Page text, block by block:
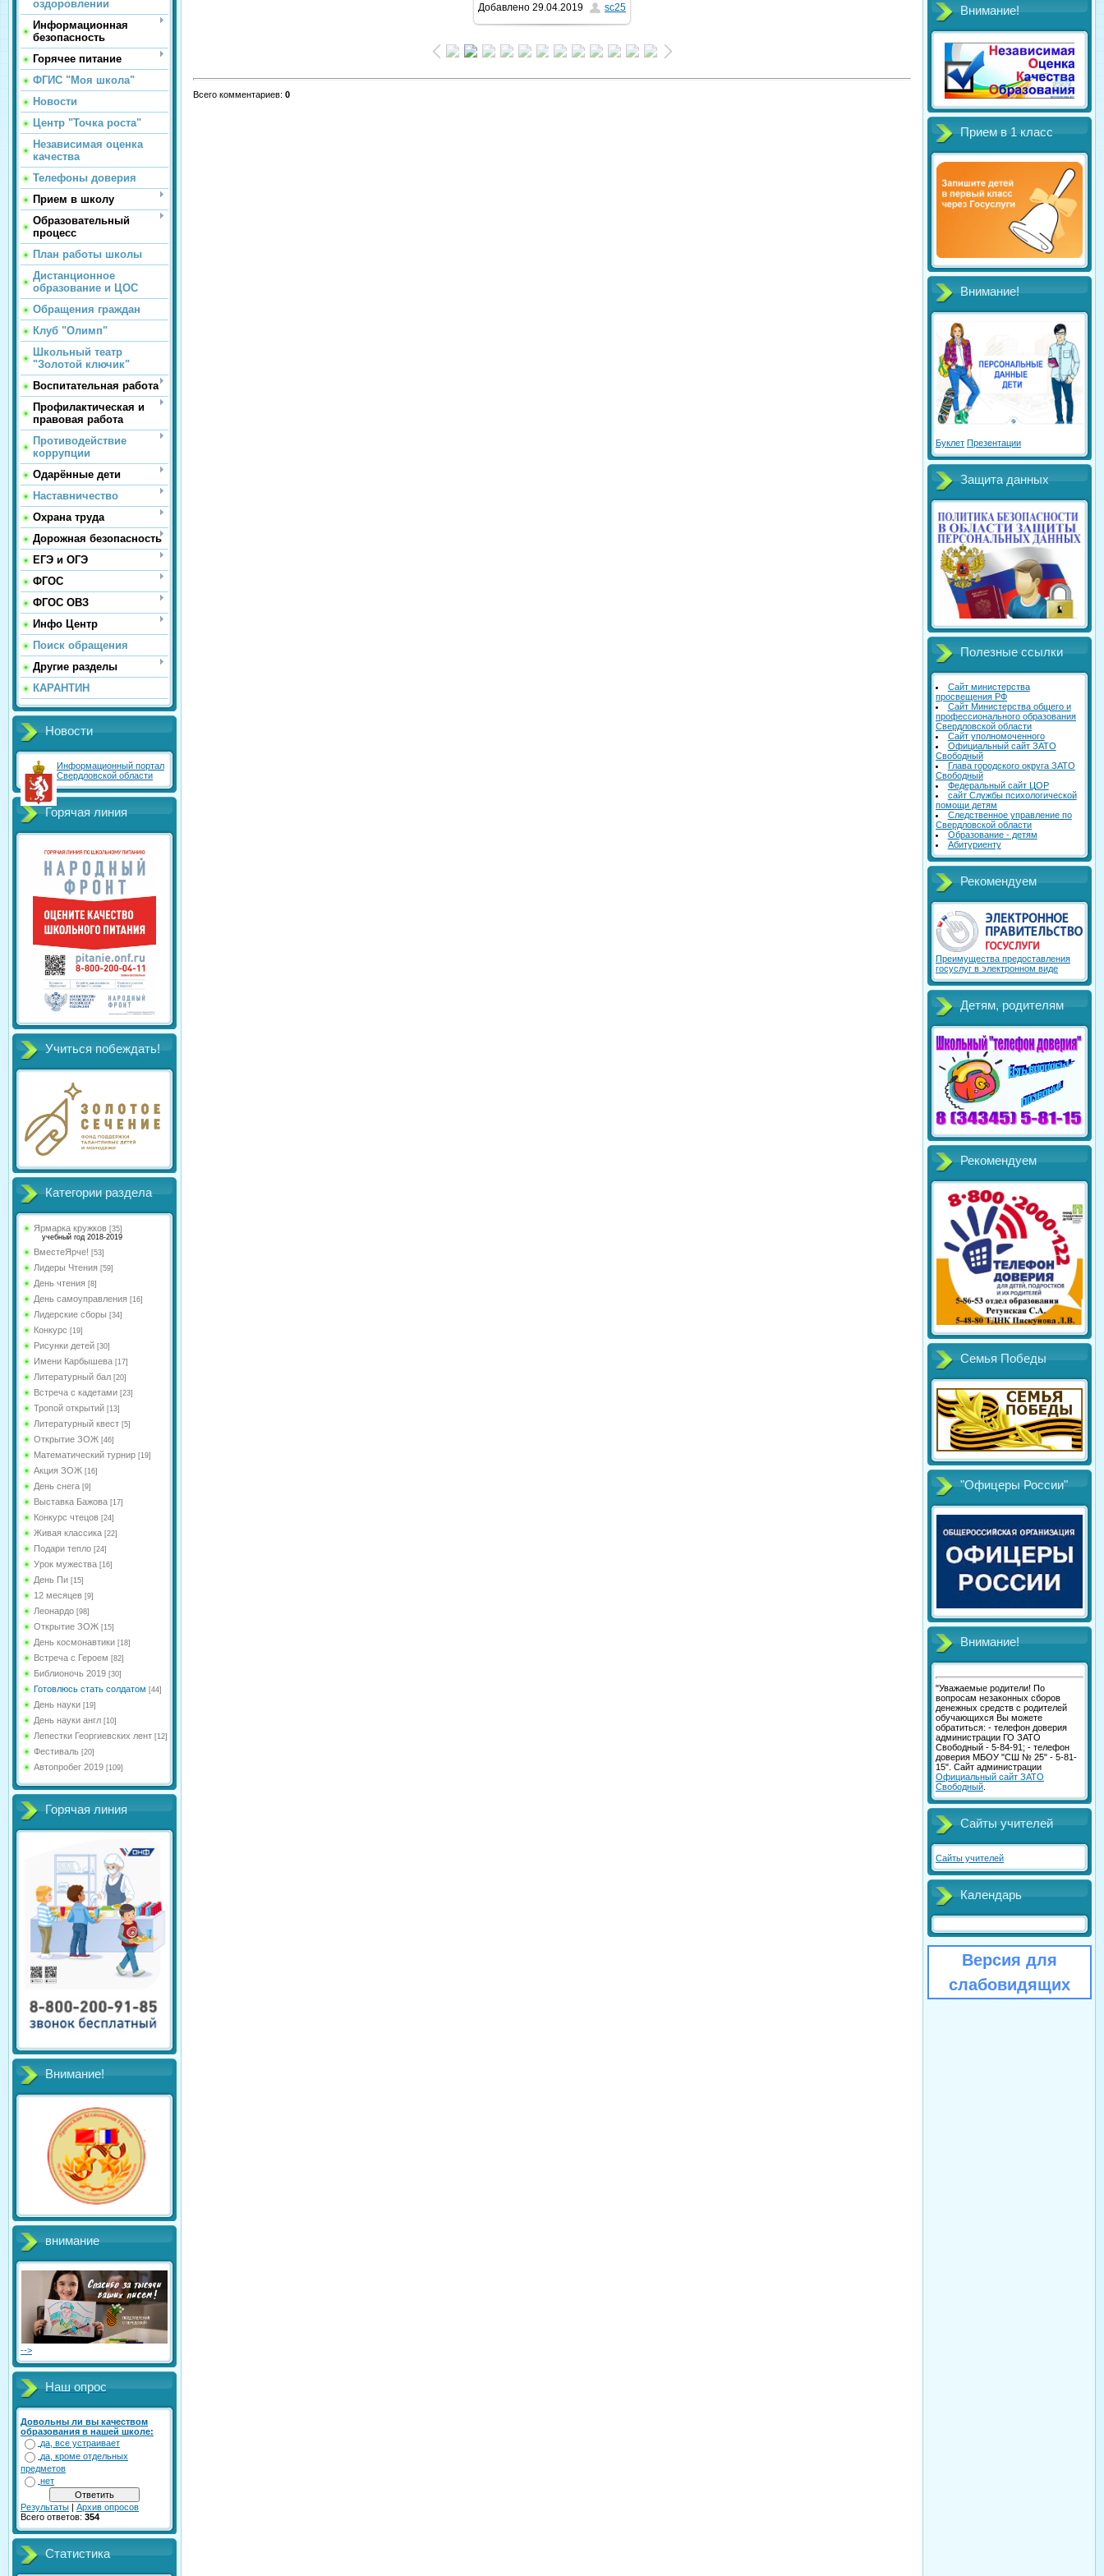
оздоровлении
Информационная
безопасность
Горячее питание
ФГИС "Моя школа"
Новости
Центр "Точка роста"
Независимая оценка
качества
Телефоны доверия
Прием в школу
Образовательный
процесс
План работы школы
Дистанционное
образование и ЦОС
Обращения граждан
Клуб "Олимп"
Школьный театр
"Золотой ключик"
Воспитательная работа
Профилактическая и
правовая работа
Противодействие
коррупции
Одарённые дети
Наставничество
Охрана труда
Дорожная безопасность
ЕГЭ и ОГЭ
ФГОС
ФГОС ОВЗ
Инфо Центр
Поиск обращения
Другие разделы
КАРАНТИН
Новости
Информационный портал
Свердловской области
Горячая линия
Учиться побеждать!
Категории раздела
Ярмарка кружков [35]
учебный год 2018-2019
ВместеЯрче! [53]
Лидеры Чтения [59]
День чтения [8]
День самоуправления [16]
Лидерские сборы [34]
Конкурс [19]
Рисунки детей [30]
Имени Карбышева [17]
Литературный бал [20]
Встреча с кадетами [23]
Тропой открытий [13]
Литературный квест [5]
Открытие ЗОЖ [46]
Математический турнир [19]
Акция ЗОЖ [16]
День снега [9]
Выставка Бажова [17]
Конкурс чтецов [24]
Живая классика [22]
Подари тепло [24]
Урок мужества [16]
День Пи [15]
12 месяцев [9]
Леонардо [98]
Открытие ЗОЖ [15]
День космонавтики [18]
Встреча с Героем [82]
Библионочь 2019 [30]
Готовлюсь стать солдатом [44]
День науки [19]
День науки англ [10]
Лепестки Георгиевских лент [12]
Фестиваль [20]
Автопробег 2019 [109]
Горячая линия
Внимание!
внимание
-->
Наш опрос
Довольны ли вы качеством
образования в нашей школе:
да, все устраивает
да, кроме отдельных
предметов
нет
Результаты | Архив опросов
Всего ответов: 354
Статистика
1024x681 / 351.6Kb
Добавлено 29.04.2019 sc25
Всего комментариев: 0
Внимание!
Прием в 1 класс
Внимание!
Буклет Презентации
Защита данных
Полезные ссылки
Сайт министерства
просвещения РФ
Сайт Министерства общего и
профессионального образования
Свердловской области
Сайт уполномоченного
Официальный сайт ЗАТО
Свободный
Глава городского округа ЗАТО
Свободный
Федеральный сайт ЦОР
сайт Службы психологической
помощи детям
Следственное управление по
Свердловской области
Образование - детям
Абитуриенту
Рекомендуем
Преимущества предоставления
госуслуг в электронном виде
Детям, родителям
Рекомендуем
Семья Победы
"Офицеры России"
Внимание!
"Уважаемые родители! По
вопросам незаконных сборов
денежных средств с родителей
обучающихся Вы можете
обратиться: - телефон доверия
администрации ГО ЗАТО
Свободный - 5-84-91; - телефон
доверия МБОУ "СШ № 25" - 5-81-
15". Сайт администрации
Официальный сайт ЗАТО
Свободный
Сайты учителей
Сайты учителей
Календарь
Версия для
слабовидящих